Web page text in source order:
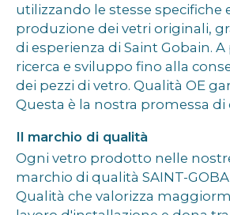
utilizzando le stesse specifiche
produzione dei vetri originali,
di esperienza di Saint Gobain.
ricerca e sviluppo fino alla
dei pezzi di vetro. Qualità OE
Questa è la nostra promessa di
Il marchio di qualità
Ogni vetro prodotto nelle
marchio di qualità SAINT-
Qualità che valorizza